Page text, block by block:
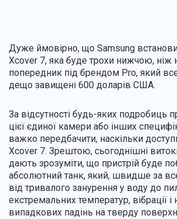
Дуже ймовірно, що Samsung
Xcover 7, яка буде трохи нижчою, ніж
попередник під брендом Pro, який
дещо завищені 600 доларів США.
За відсутності будь-яких подробиць
цієї єдиної камери або інших
важко передбачити, наскільки
Xcover 7. Зрештою, сьогоднішні
дають зрозуміти, що пристрій буде
абсолютний танк, який, швидше за
від тривалого занурення у воду до
екстремальних температур, вібрації і
випадкових падінь на тверду